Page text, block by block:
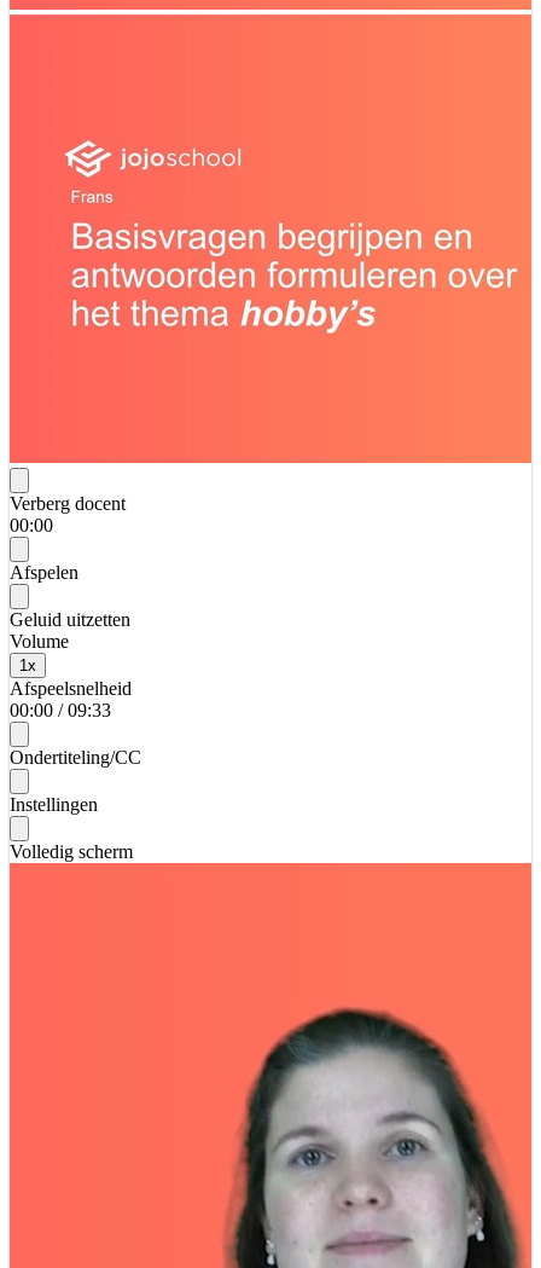
Verberg docent
00:00
Afspelen
Geluid uitzetten
Volume
1 x
Afspeelsnelheid
00:00 / 09:33
Ondertiteling/CC
Instellingen
Volledig scherm